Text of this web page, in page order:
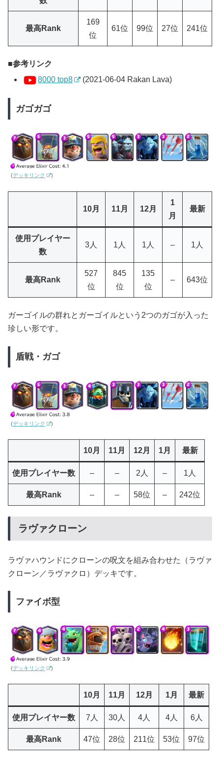
最高Rank
169
位
61位 99位 27位 241位
参考リンク
8000 top8
(2021-06-04 Rakan Lava)
ガゴガゴ
(デッキリンク )
10月 11月 12月
1
月
最新
使用プレイヤー
数
3人 1人 1人 – 1人
最高Rank
527
位
845
位
135
位
– 643位
ガーゴイルの群れとガーゴイルという2つのガゴが入った
珍しい形です。
盾戦・ガゴ
(デッキリンク )
10月 11月 12月 1月 最新
使用プレイヤー数 – – 2人 – 1人
最高Rank – – 58位 – 242位
ラヴァクローン
ラヴァハウンドにクローンの呪文を組み合わせた（ラヴァ
クローン／ラヴァクロ）デッキです。
ファイボ型
(デッキリンク )
10月 11月 12月 1月 最新
使用プレイヤー数 7人 30人 4人 4人 6人
最高Rank 47位 28位 211位 53位 97位